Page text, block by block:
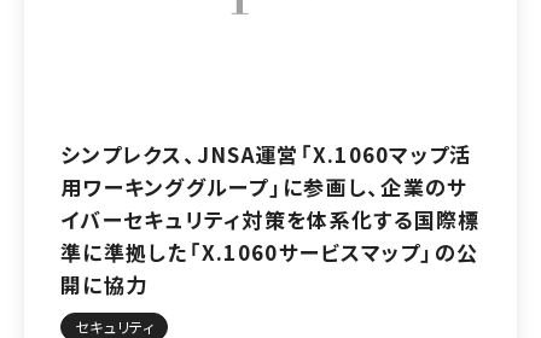
シンプレクス、JNSA運営「X.1060マップ活
用ワーキンググループ」に参画し、企業のサ
イバーセキュリティ対策を体系化する国際標
準に準拠した「X.1060サービスマップ」の公
開に協力
セキュリティ